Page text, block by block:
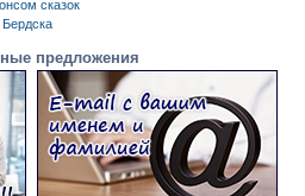
сказок
Бердска
предложения